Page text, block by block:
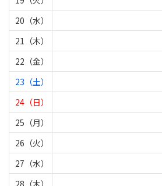
20（水）
21（木）
22（金）
23（土）
24（日）
25（月）
26（火）
27（水）